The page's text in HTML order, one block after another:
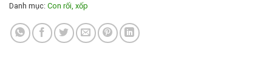
Danh mục: Con rối, xốp